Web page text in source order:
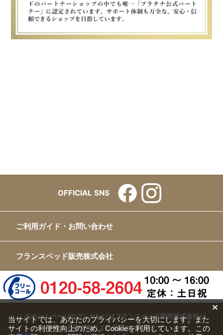
OFFICIAL SNS
ご利用ガイド・お問い合わせ
フランスベッド販売株式会社
このホームページのコンテンツはフランスベッド販売株式会社が
有する著作権により保護されています。
当サイトでは、あなたのプライバシーを大切にします。また
サイトの利便性向上のため、Cookieを利用しています。この